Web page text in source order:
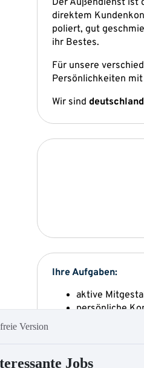
Version
Jobs